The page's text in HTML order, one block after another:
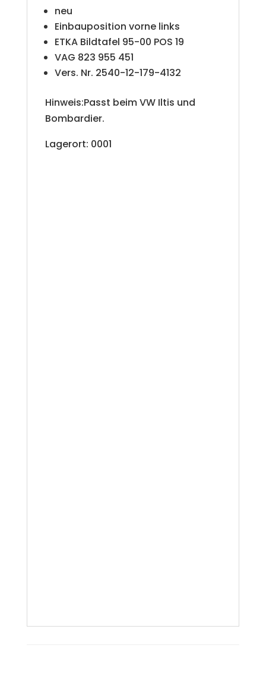
neu
Einbauposition vorne links
ETKA Bildtafel 95-00 POS 19
VAG 823 955 451
Vers. Nr. 2540-12-179-4132
Hinweis:Passt beim VW Iltis und
Bombardier.
Lagerort: 0001